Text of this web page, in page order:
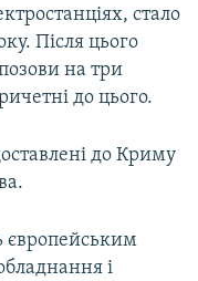
стало
Після цього
на три
до цього.
до Криму
європейським
і